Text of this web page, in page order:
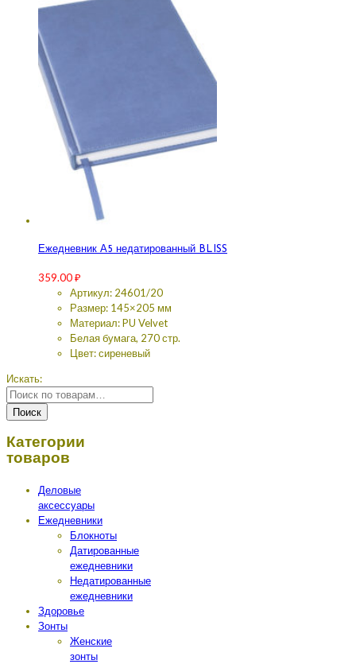
Ежедневник А5 недатированный BLISS
359.00₽
Артикул: 24601/20
Размер: 145×205 мм
Материал: PU Velvet
Белая бумага, 270 стр.
Цвет: сиреневый
Искать:
Поиск
Категории
товаров
Деловые
аксессуары
Ежедневники
Блокноты
Датированные
ежедневники
Недатированные
ежедневники
Здоровье
Зонты
Женские
зонты